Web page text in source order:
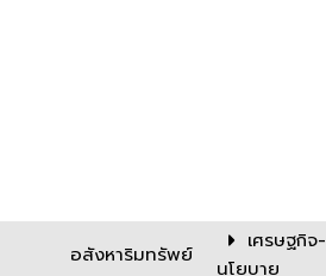
อสังหาริมทรัพย์
เศรษฐกิจ-
นโยบาย